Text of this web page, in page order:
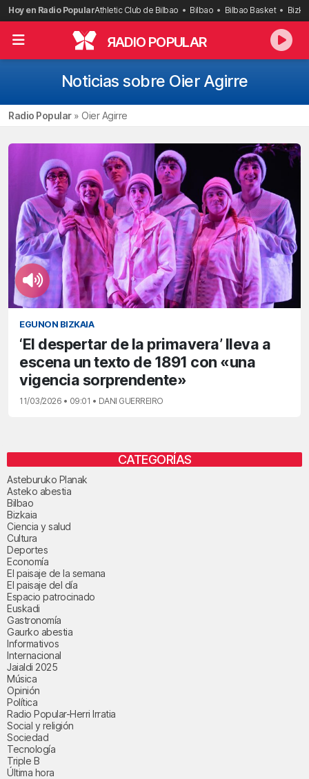
Saltar
al
contenido
Hoy en Radio PopularAthletic Club de Bilbao Bilbao Bilbao Basket
RADIO POPULAR
Noticias sobre Oier Agirre
Radio Popular» Oier Agirre
EGUNON BIZKAIA
‘El despertar de la primavera’ lleva a
escena un texto de 1891 con «una
vigencia sorprendente»
11/03/2026 • 09:01 • DANI GUERREIRO
CATEGORÍAS
Asteburuko Planak
Asteko abestia
Bilbao
Bizkaia
Ciencia y salud
Cultura
Deportes
Economía
El paisaje de la semana
El paisaje del día
Espacio patrocinado
Euskadi
Gastronomía
Gaurko abestia
Informativos
Internacional
Jaialdi 2025
Música
Opinión
Política
Radio Popular-Herri Irratia
Social y religión
Sociedad
Tecnología
Triple B
Última hora